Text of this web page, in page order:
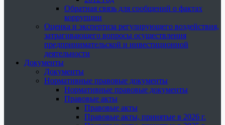
Обратная связь для сообщений о фактах
коррупции
Оценка и экспертиза регулирующего воздействия,
затрагивающего вопросы осуществления
предпринимательской и инвестиционной
деятельности
Документы
Документы
Нормативные правовые документы
Нормативные правовые документы
Правовые акты
Правовые акты
Правовые акты, принятые в 2026 г.